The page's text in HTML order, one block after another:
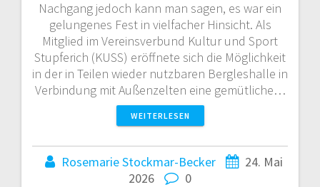
Nachgang jedoch kann man sagen, es war ein
gelungenes Fest in vielfacher Hinsicht. Als
Mitglied im Vereinsverbund Kultur und Sport
Stupferich (KUSS) eröffnete sich die Möglichkeit
in der in Teilen wieder nutzbaren Bergleshalle in
Verbindung mit Außenzelten eine gemütliche…
WEITERLESEN
Rosemarie Stockmar-Becker
24. Mai
2026
0